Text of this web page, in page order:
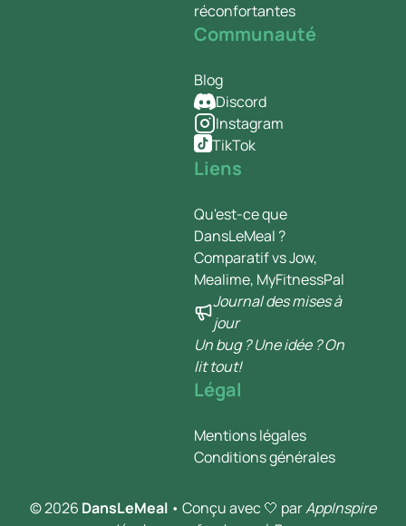
réconfortantes
Communauté
Blog
Discord
Instagram
TikTok
Liens
Qu'est-ce que
DansLeMeal ?
Comparatif vs Jow,
Mealime, MyFitnessPal
Journal des mises à
jour
Un bug ? Une idée ? On
lit tout!
Légal
Mentions légales
Conditions générales
© 2026 DansLeMeal • Conçu avec 🤍 parAppInspire